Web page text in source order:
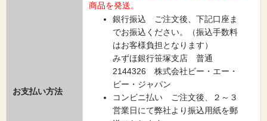
お支払い方法
商品を発送。
銀行振込 ご注文後、下記口座ま
でお振込ください。（振込手数料
はお客様負担となります）
みずほ銀行笹塚支店 普通
2144326 株式会社ビー・エー・
ビー・ジャパン
コンビニ払い ご注文後、２～３
営業日にて弊社より振込用紙を郵